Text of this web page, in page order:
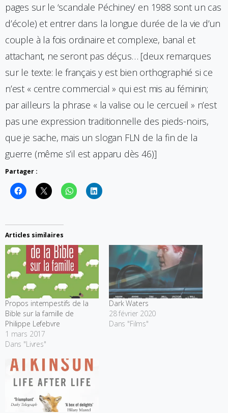
pages sur le ‘scandale Péchiney’ en 1988 sont un cas
d’école) et entrer dans la longue durée de la vie d’un
couple à la fois ordinaire et complexe, banal et
attachant, ne seront pas déçus… [deux remarques
sur le texte: le français y est bien orthographié si ce
n’est « centre commercial » qui est mis au féminin;
par ailleurs la phrase « la valise ou le cercueil » n’est
pas une expression traditionnelle des pieds-noirs,
que je sache, mais un slogan FLN de la fin de la
guerre (même s’il est apparu dès 46)]
Partager :
Articles similaires
Propos intempestifs de la
Bible sur la famille de
Philippe Lefebvre
1 mars 2017
Dans "Livres"
Dark Waters
28 février 2020
Dans "Films"